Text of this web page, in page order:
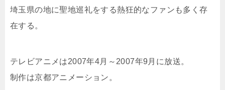
埼玉県の地に聖地巡礼をする熱狂的なファンも多く存
在する。
テレビアニメは2007年4月～2007年9月に放送。
制作は京都アニメーション。